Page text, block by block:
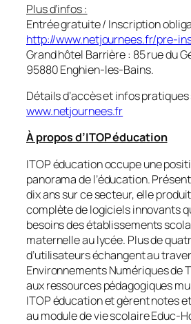
Plus d’infos :
Entrée gratuite / Inscription
http://www.netjournees.fr/pre-
Grand hôtel Barrière : 85 rue du
95880 Enghien-les-Bains.
Détails d’accès et infos pratiques
www.netjournees.fr
À propos d’ITOP éducation
ITOP éducation occupe une
panorama de l’éducation.
dix ans sur ce secteur, elle
complète de logiciels innovants
besoins des établissements
maternelle au lycée. Plus de
d’utilisateurs échangent au
Environnements Numériques de
aux ressources pédagogiques
ITOP éducation et gèrent notes
au module de vie scolaire Educ-